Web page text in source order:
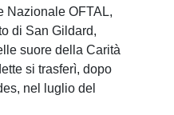
Nazionale OFTAL,
di San Gildard,
suore della Carità
si trasferì, dopo
nel luglio del